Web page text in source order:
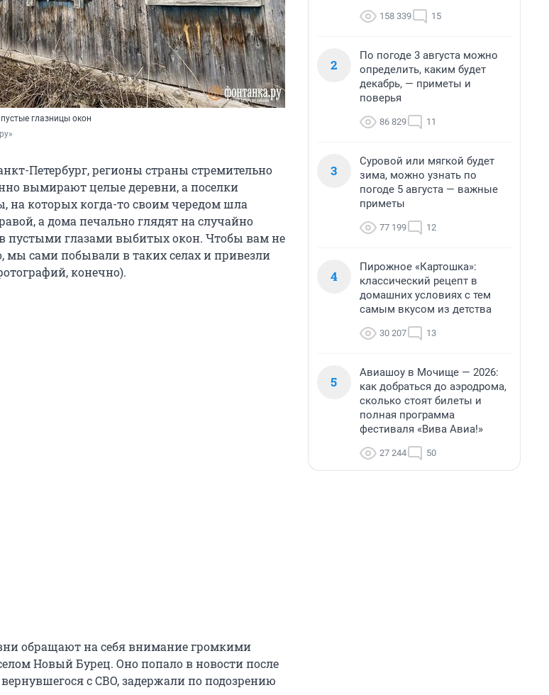
глазницы окон
Петербург, регионы страны стремительно
вымирают целые деревни, а поселки
на которых когда-то своим чередом шла
а дома печально глядят на случайно
пустыми глазами выбитых окон. Чтобы вам не
мы сами побывали в таких селах и привезли
конечно).
обращают на себя внимание громкими
Новый Бурец. Оно попало в новости после
вернувшегося с СВО, задержали по подозрению
158 339 15
2
По погоде 3 августа можно
определить, каким будет
декабрь, — приметы и
поверья
86 829 11
3
Суровой или мягкой будет
зима, можно узнать по
погоде 5 августа — важные
приметы
77 199 12
4
Пирожное «Картошка»:
классический рецепт в
домашних условиях с тем
самым вкусом из детства
30 207 13
5
Авиашоу в Мочище — 2026:
как добраться до аэродрома,
сколько стоят билеты и
полная программа
фестиваля «Вива Авиа!»
27 244 50